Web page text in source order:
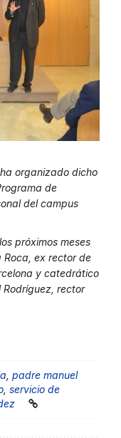
organizado dicho
de
del campus
próximos meses
Roca, ex rector de
y catedrático
Rodríguez, rector
padre manuel
servicio de